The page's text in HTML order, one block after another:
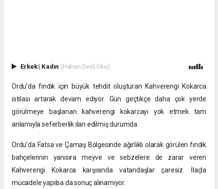
Erkek| Kadın (Haberi Sesli Oku)
Ordu’da fındık için büyük tehdit oluşturan Kahverengi Kokarca
istilası artarak devam ediyor. Gün geçtikçe daha çok yerde
görülmeye başlanan kahverengi kokarcayı yok etmek tam
anlamıyla seferberlik ilan edilmiş durumda.
Ordu’da Fatsa ve Çamaş Bölgesinde ağırlıklı olarak görülen fındık
bahçelerinin yanısıra meyve ve sebzelere de zarar veren
Kahverengi Kokarca karşısında vatandaşlar çaresiz. İlaçla
mücadele yapılsa da sonuç alınamıyor.